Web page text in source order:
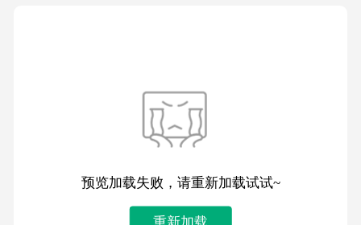
预览加载失败，请重新加载试试~
重新加载